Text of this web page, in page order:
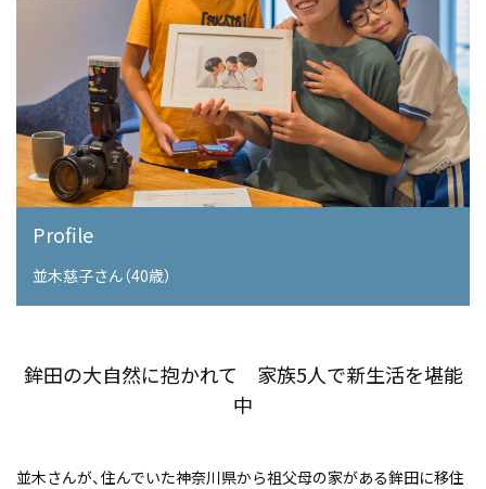
Profile
並木慈子さん（40歳）
鉾田の大自然に抱かれて 家族5人で新生活を堪能
中
並木さんが、住んでいた神奈川県から祖父母の家がある鉾田に移住